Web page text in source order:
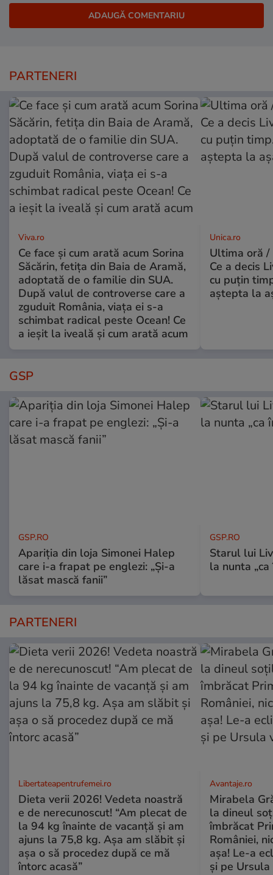
PARTENERI
Viva.ro
Ce face și cum arată acum Sorina
Săcărin, fetița din Baia de Aramă,
adoptată de o familie din SUA.
După valul de controverse care a
zguduit România, viața ei s-a
schimbat radical peste Ocean! Ce
a ieșit la iveală și cum arată acum
Unica.ro
Ultima oră /
Ce a decis
cu puțin
aștepta la
GSP
GSP.RO
Apariția din loja Simonei Halep
care i-a frapat pe englezi: „Și-a
lăsat mască fanii”
GSP.RO
Starul lui
la nunta „ca
PARTENERI
Libertateapentrufemei.ro
Dieta verii 2026! Vedeta noastră
e de nerecunoscut! “Am plecat de
la 94 kg înainte de vacanță și am
ajuns la 75,8 kg. Așa am slăbit și
așa o să procedez după ce mă
întorc acasă”
Avantaje.ro
Mirabela
la dineul
îmbrăcat
României,
așa! Le-a
și pe